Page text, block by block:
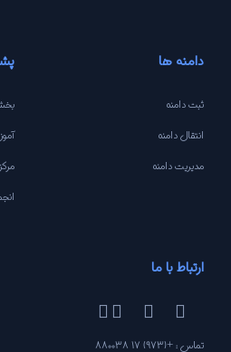
دامنه ها
ثبت دامنه
انتقال دامنه
مدیریت دامنه
ارتباط با ما
تماس : +(973) 17 880038